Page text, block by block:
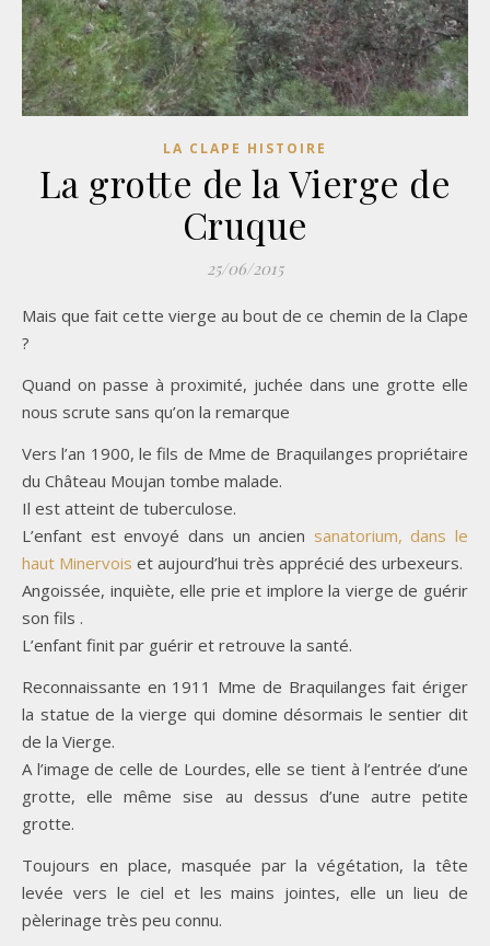
LA CLAPE HISTOIRE
La grotte de la Vierge de
Cruque
25/06/2015
Mais que fait cette vierge au bout de ce chemin de la Clape
?
Quand on passe à proximité, juchée dans une grotte elle
nous scrute sans qu’on la remarque
Vers l’an 1900, le fils de Mme de Braquilanges propriétaire
du Château Moujan tombe malade.
Il est atteint de tuberculose.
L’enfant est envoyé dans un ancien sanatorium, dans le
haut Minervois et aujourd’hui très apprécié des urbexeurs.
Angoissée, inquiète, elle prie et implore la vierge de guérir
son fils .
L’enfant finit par guérir et retrouve la santé.
Reconnaissante en 1911 Mme de Braquilanges fait ériger
la statue de la vierge qui domine désormais le sentier dit
de la Vierge.
A l’image de celle de Lourdes, elle se tient à l’entrée d’une
grotte, elle même sise au dessus d’une autre petite
grotte.
Toujours en place, masquée par la végétation, la tête
levée vers le ciel et les mains jointes, elle un lieu de
pèlerinage très peu connu.